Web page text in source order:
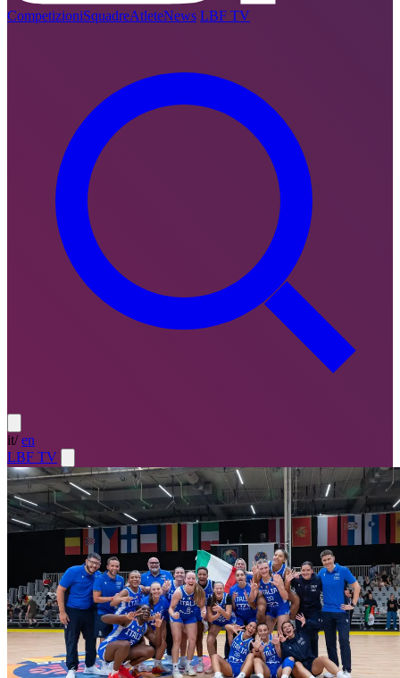
CompetizioniSquadreAtleteNews LBF TV
it/ en
LBF TV